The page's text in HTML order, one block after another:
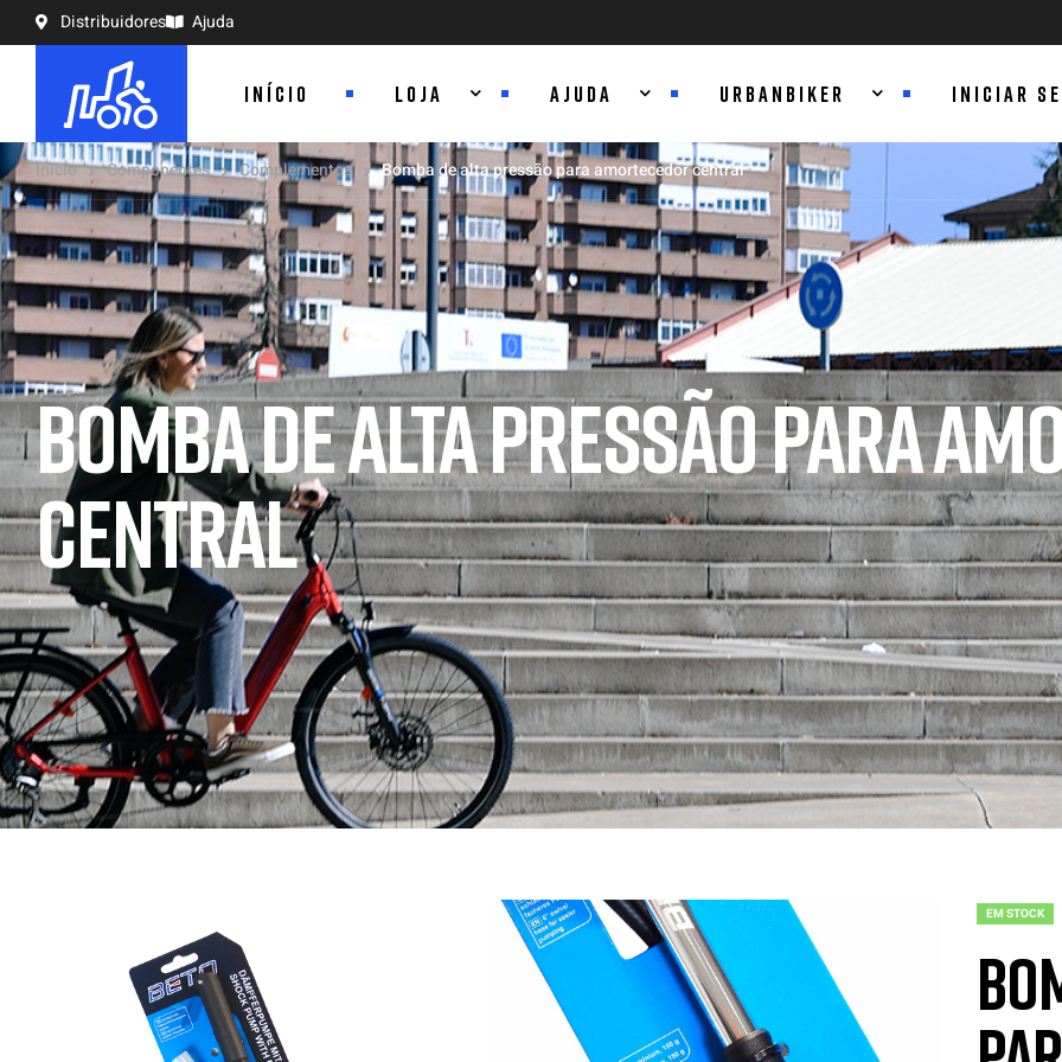
Distribuidores Ajuda
INÍCIO LOJA AJUDA URBANBIKER INICIAR
BOMBA DE ALTA PRESSÃO PARA
CENTRAL
Início Componentes Complementos Bomba de alta pressão para amortecedor central
EM STOCK